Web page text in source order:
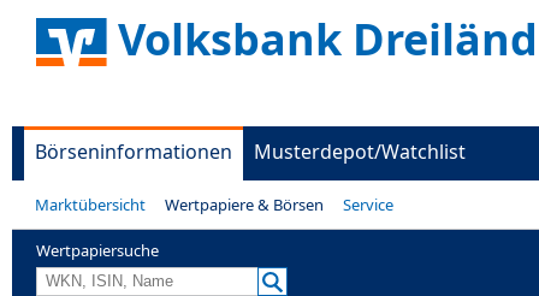
Volksbank
Börseninformationen Musterdepot/Watchlist
Marktübersicht Wertpapiere & Börsen Service
Wertpapiersuche